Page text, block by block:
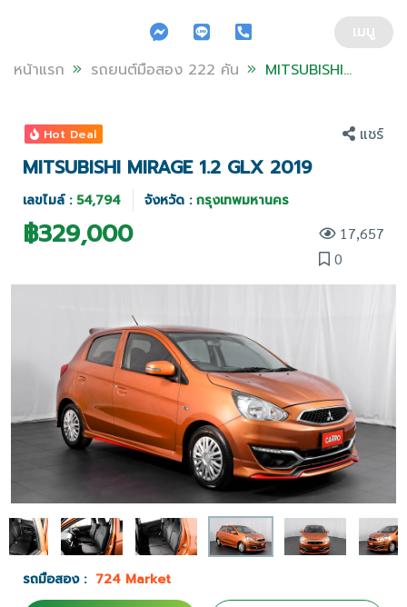
เมนู
หน้าแรก
รถยนต์มือสอง 222 คัน
MITSUBISHI
Hot Deal แชร์
MITSUBISHI MIRAGE 1.2 GLX 2019
เลขไมล์ : 54,794 จังหวัด : กรุงเทพมหานคร
฿329,000
17,657
0
รถมือสอง : 724 Market